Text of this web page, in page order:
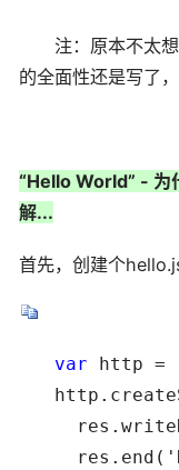
注：原本不太想
的全面性还是写了
“Hello World” - 为
解...
首先，创建个
var http =